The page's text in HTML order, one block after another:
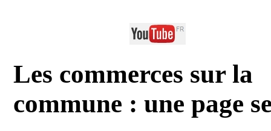
Les commerces sur la
commune : une page